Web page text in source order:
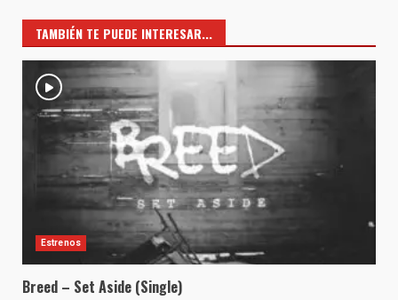
TAMBIÉN TE PUEDE INTERESAR...
Estrenos
Breed – Set Aside (Single)